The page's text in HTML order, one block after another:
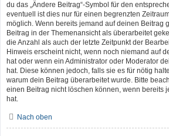
du das „Ändere Beitrag“-Symbol für den
eventuell ist dies nur für einen begrenzten
möglich. Wenn bereits jemand auf deinen Beitrag
Beitrag in der Themenansicht als überarbeitet
die Anzahl als auch der letzte Zeitpunkt der
Hinweis erscheint nicht, wenn noch niemand auf
hat oder wenn ein Administrator oder Moderator
hat. Diese können jedoch, falls sie es für nötig
warum dein Beitrag überarbeitet wurde. Bitte
einen Beitrag nicht löschen können, wenn bereits
hat.
Nach oben